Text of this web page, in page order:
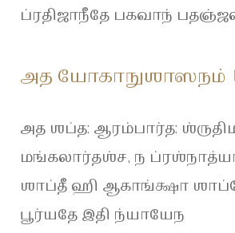
ப்ரதிஜாநீதே பகவாந்
அத யோகாநுஶாஸநம் ॥
அத ஶப்த: ஆரம்பார்த:
மங்கலார்தஶ்ச, ந
ஶாப்தீ ஹி ஆகாங்க்ஷா
பூர்யதே இதி ந்யாயேந